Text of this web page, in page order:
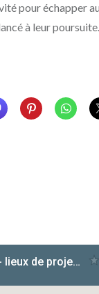
pour échapper
à leur